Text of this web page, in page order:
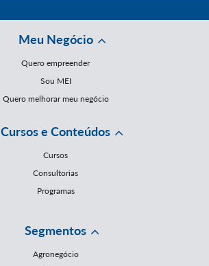
Meu Negócio
Quero empreender
Sou MEI
Quero melhorar meu negócio
Cursos e Conteúdos
Cursos
Consultorias
Programas
Segmentos
Agronegócio